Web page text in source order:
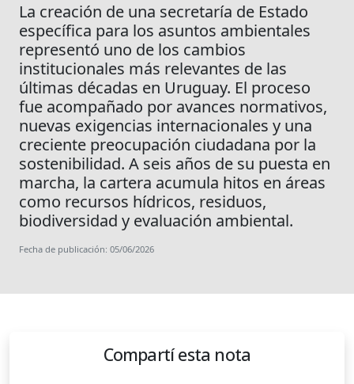
La creación de una secretaría de Estado
específica para los asuntos ambientales
representó uno de los cambios
institucionales más relevantes de las
últimas décadas en Uruguay. El proceso
fue acompañado por avances normativos,
nuevas exigencias internacionales y una
creciente preocupación ciudadana por la
sostenibilidad. A seis años de su puesta en
marcha, la cartera acumula hitos en áreas
como recursos hídricos, residuos,
biodiversidad y evaluación ambiental.
Fecha de publicación: 05/06/2026
Compartí esta nota